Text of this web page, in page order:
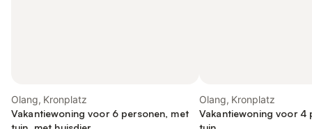
Olang, Kronplatz
Vakantiewoning voor 6 personen, met
Olang, Kronplatz
Vakantiewoning voor 4